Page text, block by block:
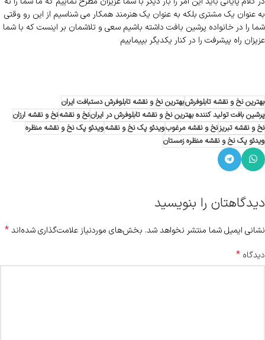
به عنوان یک مشتری بلکه به عنوان یک هنرمند همکار می شناسیم از این رو وقتی
شما را در خانواده پرشین بافت داشته باشیم سعی و تلاشمان بر اینست که با شما
عزیزان راه پیشرفت را در کنار یکدیگر بپیماییم
بهترین نخ و نقشه تابلوفرشبهترین نخ و نقشه تابلوفرش دستبافت ایران
پرشین بافت تولید کننده بهترین نخ و نقشه تابلوفرش در ایراننخ و نقشهنخ و نقشه ارزان
نخ و نقشه تبریزنخ و نقشه مرغوبویدئو پک نخ و نقشهویدئو پک نخ و نقشه منظره
ویدئو پک نخ و نقشه منظره زمستان
دیدگاهتان را بنویسید
نشانی ایمیل شما منتشر نخواهد شد. بخش‌های موردنیاز علامت‌گذاری شده‌اند*
دیدگاه *